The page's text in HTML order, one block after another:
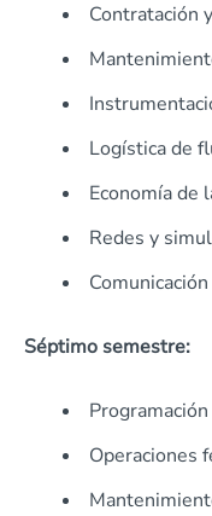
Contratación
Logística de
Economía de
Redes y
Séptimo semestre:
Operaciones